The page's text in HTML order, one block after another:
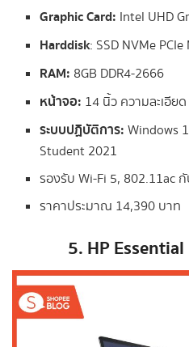
Graphic Card: Intel UHD
Harddisk: SSD NVMe
RAM: 8GB DDR4-2666
หน้าจอ: 14 นิ้ว ความละเอีย
ระบบปฏิบัติการ: Windows
Student 2021
รองรับ Wi-Fi 5, 802.11ac
ราคาประมาณ 14,390 บาท
5. HP